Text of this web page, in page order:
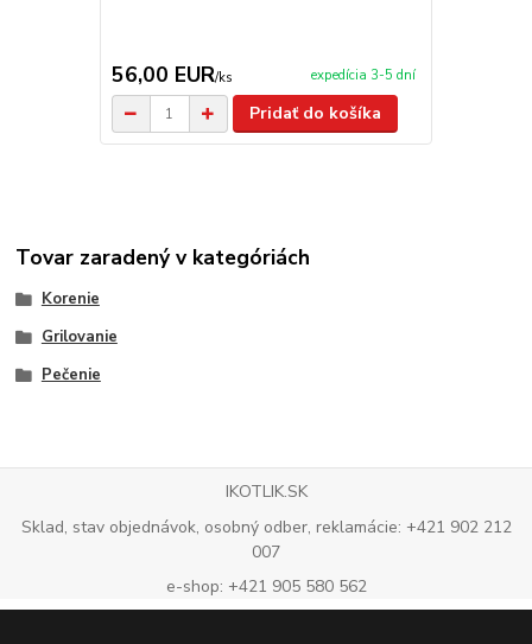
56,00 EUR/ks expedícia 3-5 dní
Pridať do košíka
Tovar zaradený v kategóriách
Korenie
Grilovanie
Pečenie
IKOTLIK.SK
Sklad, stav objednávok, osobný odber, reklamácie: +421 902 212
007
e-shop: +421 905 580 562